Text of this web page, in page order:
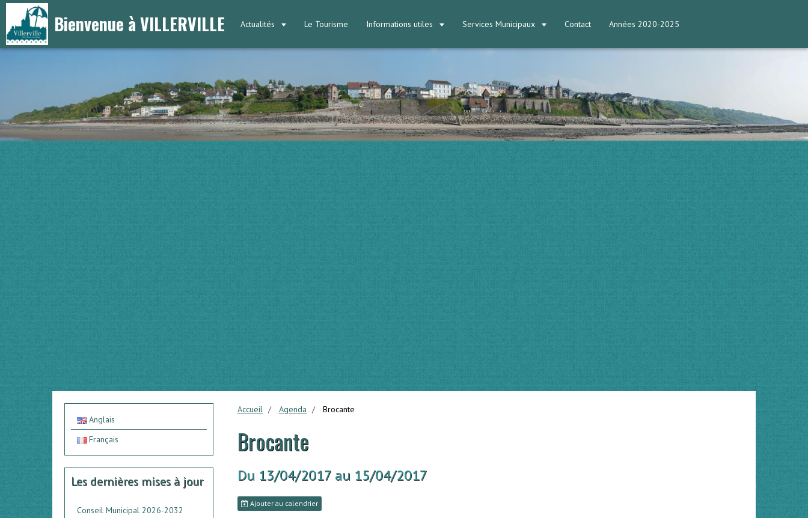
Bienvenue à VILLERVILLE Actualités Le Tourisme Informations utiles Services Municipaux Contact Années 2020-2025
Accueil Agenda Brocante
Brocante
Du 13/04/2017 au 15/04/2017
Ajouter au calendrier
Anglais
Français
Les dernières mises à jour
Conseil Municipal 2026-2032